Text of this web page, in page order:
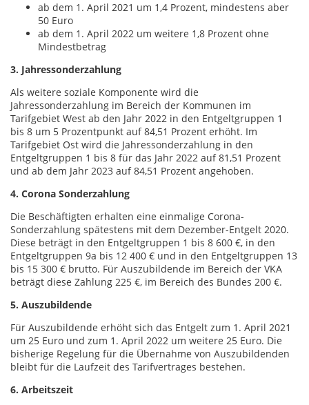
ab dem 1. April 2021 um 1,4 Prozent, mindestens aber
50 Euro
ab dem 1. April 2022 um weitere 1,8 Prozent ohne
Mindestbetrag
3. Jahressonderzahlung
Als weitere soziale Komponente wird die
Jahressonderzahlung im Bereich der Kommunen im
Tarifgebiet West ab den Jahr 2022 in den Entgeltgruppen 1
bis 8 um 5 Prozentpunkt auf 84,51 Prozent erhöht. Im
Tarifgebiet Ost wird die Jahressonderzahlung in den
Entgeltgruppen 1 bis 8 für das Jahr 2022 auf 81,51 Prozent
und ab dem Jahr 2023 auf 84,51 Prozent angehoben.
4. Corona Sonderzahlung
Die Beschäftigten erhalten eine einmalige Corona-
Sonderzahlung spätestens mit dem Dezember-Entgelt 2020.
Diese beträgt in den Entgeltgruppen 1 bis 8 600 €, in den
Entgeltgruppen 9a bis 12 400 € und in den Entgeltgruppen 13
bis 15 300 € brutto. Für Auszubildende im Bereich der VKA
beträgt diese Zahlung 225 €, im Bereich des Bundes 200 €.
5. Auszubildende
Für Auszubildende erhöht sich das Entgelt zum 1. April 2021
um 25 Euro und zum 1. April 2022 um weitere 25 Euro. Die
bisherige Regelung für die Übernahme von Auszubildenden
bleibt für die Laufzeit des Tarifvertrages bestehen.
6. Arbeitszeit